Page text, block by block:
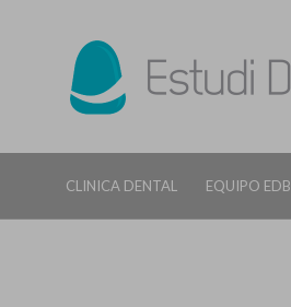
CLINICA DENTAL EQUIPO EDB